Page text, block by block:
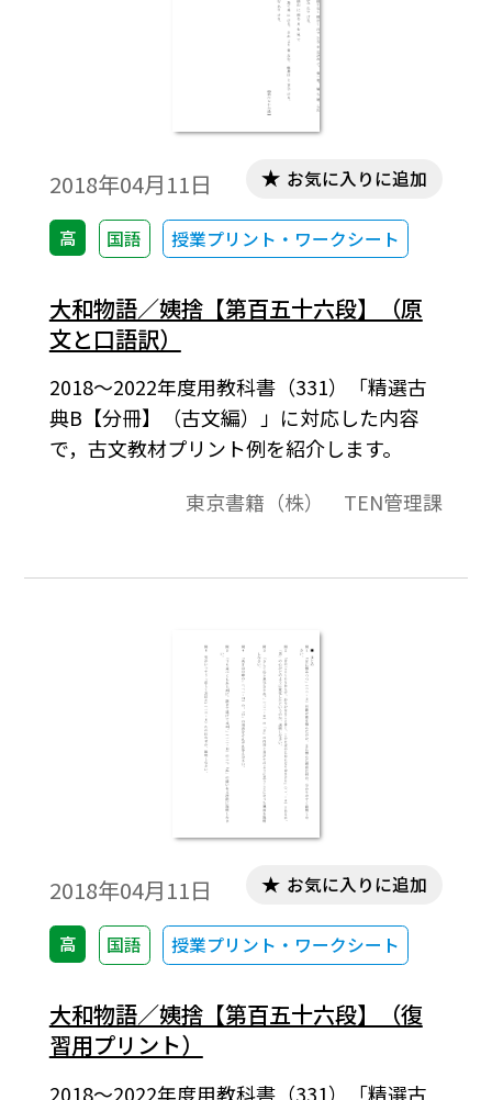
2018年04月11日
高 国語 授業プリント・ワークシート
お気に入りに追加
大和物語／姨捨【第百五十六段】（原
文と口語訳）
2018～2022年度用教科書（331）「精選古
典B【分冊】（古文編）」に対応した内容
で，古文教材プリント例を紹介します。
東京書籍（株） TEN管理課
2018年04月11日
高 国語 授業プリント・ワークシート
お気に入りに追加
大和物語／姨捨【第百五十六段】（復
習用プリント）
2018～2022年度用教科書（331）「精選古